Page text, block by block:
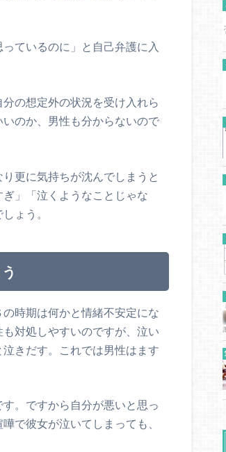
ているのに」と自己弁護に入
の想定外の状況を受け入れら
のか、男性も分からないので
更に気持ちが沈んでしまうと
」「泣くようなことじゃな
ょう。
時期は何かと情緒不安定にな
対処しやすいのですが、泣い
きだす。これでは男性はます
。ですから自分が悪いと思っ
で彼女が泣いてしまっても、